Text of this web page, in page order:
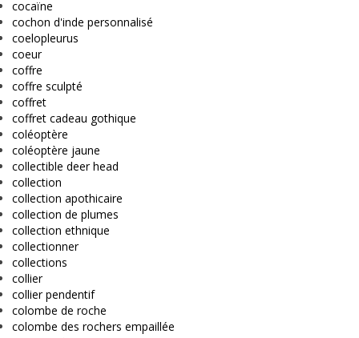
cocaïne
cochon d'inde personnalisé
coelopleurus
coeur
coffre
coffre sculpté
coffret
coffret cadeau gothique
coléoptère
coléoptère jaune
collectible deer head
collection
collection apothicaire
collection de plumes
collection ethnique
collectionner
collections
collier
collier pendentif
colombe de roche
colombe des rochers empaillée